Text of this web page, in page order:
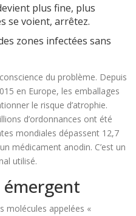
plus fine, plus
se voient, arrêtez.
zones infectées sans
du problème. Depuis
en Europe, les emballages
le risque d’atrophie.
d’ordonnances ont été
mondiales dépassent 12,7
médicament anodin. C’est un
utilisé.
molécules appelées «